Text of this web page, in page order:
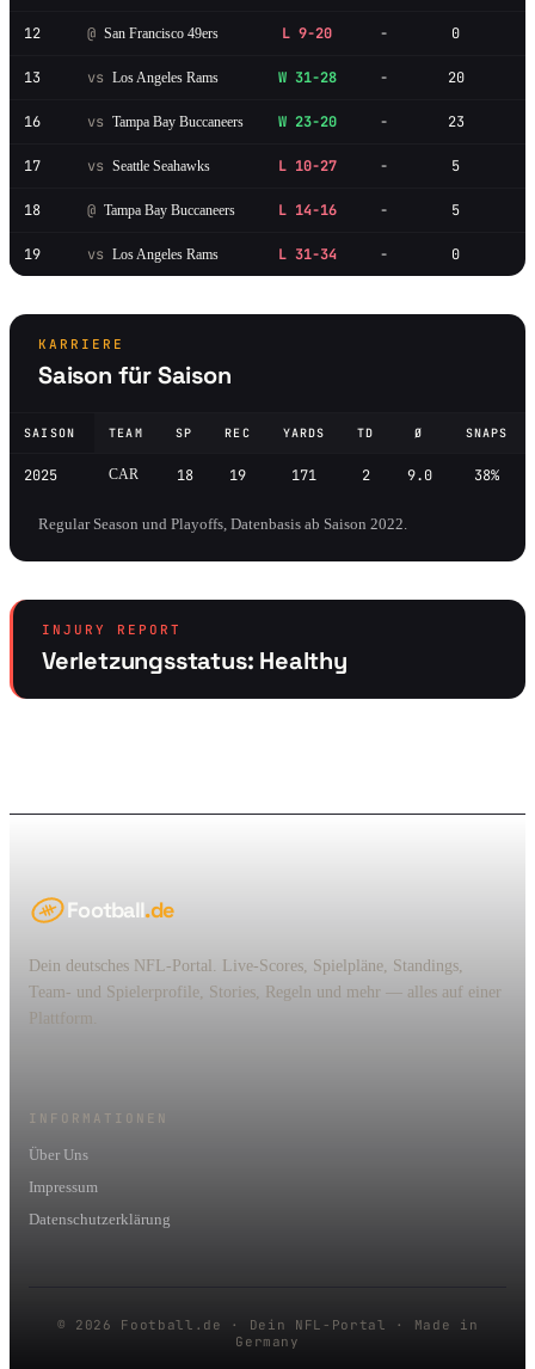
12 @ San Francisco 49ers L 9-20 - 0
13 vs Los Angeles Rams W 31-28 - 20
16 vs Tampa Bay Buccaneers W 23-20 - 23
17 vs Seattle Seahawks L 10-27 - 5
18 @ Tampa Bay Buccaneers L 14-16 - 5
19 vs Los Angeles Rams L 31-34 - 0
KARRIERE
Saison für Saison
SAISON TEAM SP REC YARDS TD Ø SNAPS
2025 CAR 18 19 171 2 9.0 38%
Regular Season und Playoffs, Datenbasis ab Saison 2022.
INJURY REPORT
Verletzungsstatus: Healthy
Football.de
Dein deutsches NFL-Portal. Live-Scores, Spielpläne, Standings,
Team- und Spielerprofile, Stories, Regeln und mehr — alles auf einer
Plattform.
INFORMATIONEN
Über Uns
Impressum
Datenschutzerklärung
© 2026 Football.de · Dein NFL-Portal · Made in
Germany